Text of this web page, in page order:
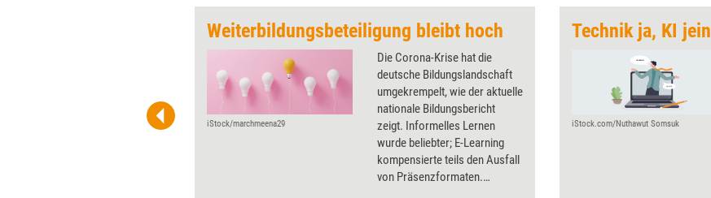
Weiterbildungsbeteiligung bleibt hoch
iStock/marchmeena29
Die Corona-Krise hat die
deutsche Bildungslandschaft
umgekrempelt, wie der aktuelle
nationale Bildungsbericht
zeigt. Informelles Lernen
wurde beliebter; E-Learning
kompensierte teils den Ausfall
von Präsenzformaten.
Technik ja, KI jein
iStock.com/Nuthawut Somsuk